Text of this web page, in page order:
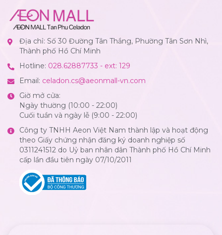
Địa chỉ: Số 30 Đường Tân Thắng, Phường Tân Sơn Nhì,
Thành phố Hồ Chí Minh
Hotline: 028.62887733 - ext: 129
Email: celadon.cs@aeonmall-vn.com
Giờ mở cửa:
Ngày thường (10:00 - 22:00)
Cuối tuần và ngày lễ (9:00 - 22:00)
Công ty TNHH Aeon Việt Nam thành lập và hoạt động
theo Giấy chứng nhận đăng ký doanh nghiệp số
0311241512 do Uỷ ban nhân dân Thành phố Hồ Chí Minh
cấp lần đầu tiên ngày 07/10/2011